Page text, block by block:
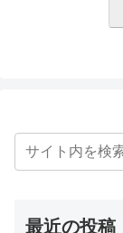
最近の投稿